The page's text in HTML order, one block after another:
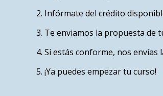
Infórmate del crédito
Te enviamos la propuesta de
Si estás conforme, nos envías
¡Ya puedes empezar tu curso!